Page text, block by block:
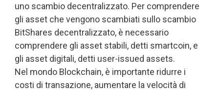
uno scambio decentralizzato. Per comprendere
gli asset che vengono scambiati sullo scambio
BitShares decentralizzato, è necessario
comprendere gli asset stabili, detti smartcoin, e
gli asset digitali, detti user-issued assets.
Nel mondo Blockchain, è importante ridurre i
costi di transazione, aumentare la velocità di